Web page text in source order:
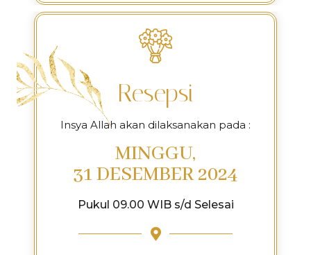
Resepsi
Insya Allah akan dilaksanakan pada :
MINGGU,
31 DESEMBER 2024
Pukul 09.00 WIB s/d Selesai